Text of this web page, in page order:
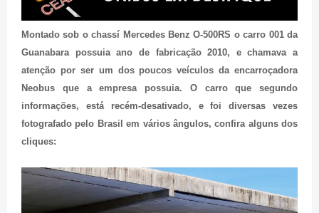
Montado sob o chassí Mercedes Benz O-500RS o carro 001 da
Guanabara possuia ano de fabricação 2010, e chamava a
atenção por ser um dos poucos veículos da encarroçadora
Neobus que a empresa possuia. O carro que segundo
informações, está recém-desativado, e foi diversas vezes
fotografado pelo Brasil em vários ângulos, confira alguns dos
cliques: